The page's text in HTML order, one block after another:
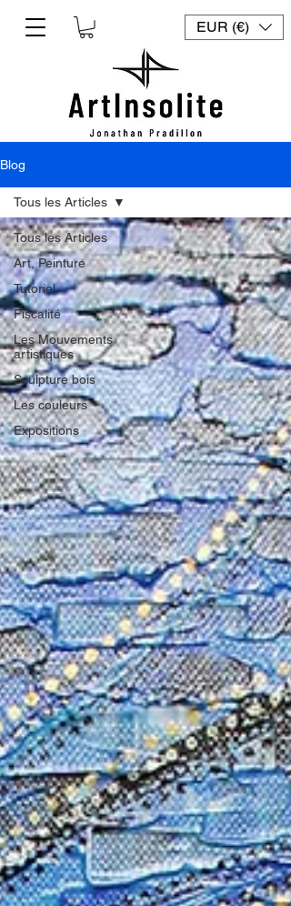
EUR (€)
Blog
Tous les Articles
Art, Peinture
Tutoriel
Fiscalité
Les Mouvements
artistiques
Sculpture bois
Les couleurs
Expositions
Tous les Articles